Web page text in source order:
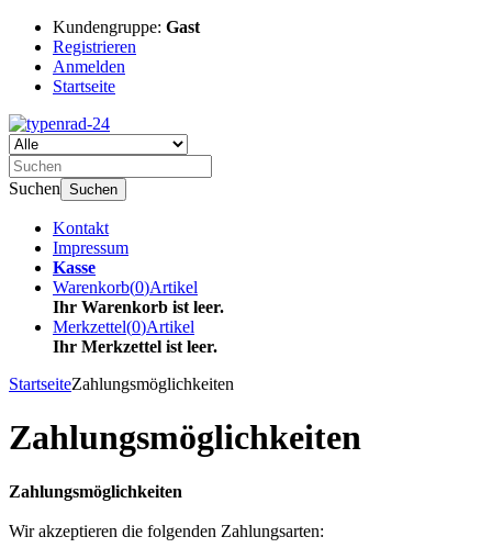
Kundengruppe: Gast
Registrieren
Anmelden
Startseite
Suchen Suchen
Kontakt
Impressum
Kasse
Warenkorb(0)Artikel
Ihr Warenkorb ist leer.
Merkzettel(0)Artikel
Ihr Merkzettel ist leer.
StartseiteZahlungsmöglichkeiten
Zahlungsmöglichkeiten
Zahlungsmöglichkeiten
Wir akzeptieren die folgenden Zahlungsarten: